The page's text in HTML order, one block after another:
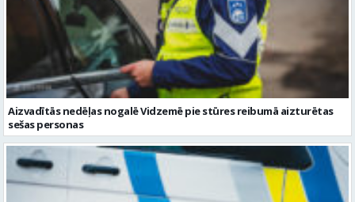
Aizvadītās nedēļas nogalē Vidzemē pie stūres reibumā aizturētas
sešas personas